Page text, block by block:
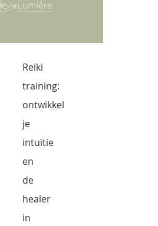
Reiki
training:
ontwikkel
je
intuïtie
en
de
healer
in
VERHUUR
CONTACT